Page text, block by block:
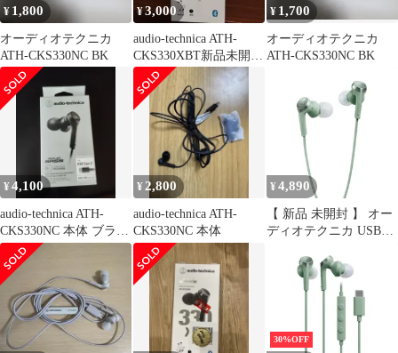
¥ 1,800
オーディオテクニカ
ATH-CKS330NC BK
¥3,000
audio-technica ATH-
CKS330XBT新品未開封
品
¥ 1,700
オーディオテクニカ
ATH-CKS330NC BK
¥4,100
audio-technica ATH-
CKS330NC 本体 ブラッ
ク 未使用
¥2,800
audio-technica ATH-
CKS330NC 本体
¥ 4,890
【 新品 未開封 】 オー
ディオテクニカ USBタ
ン [USB] ATH-CKS330C
GR 未使用 送料無料
30%OFF